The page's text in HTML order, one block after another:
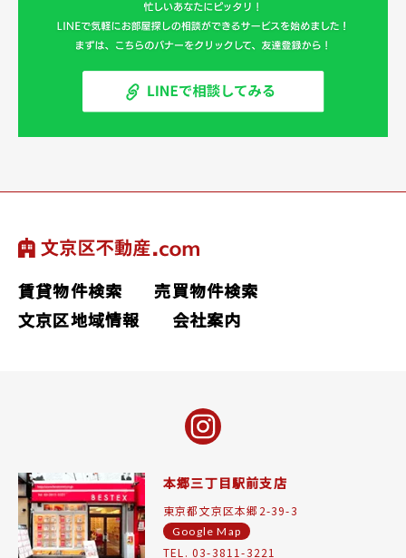
賃貸物件検索
売買物件検索
文京区地域情報
会社案内
本郷三丁目駅前支店
東京都文京区本郷2-39-3
Google Map
TEL. 03-3811-3221